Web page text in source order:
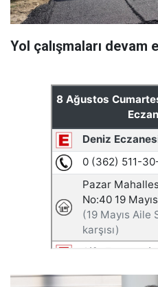
Yol çalışmaları devam